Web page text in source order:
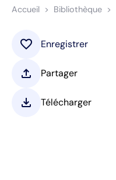
Accueil Bibliothèque
favorite Enregistrer
upload Partager
download Télécharger